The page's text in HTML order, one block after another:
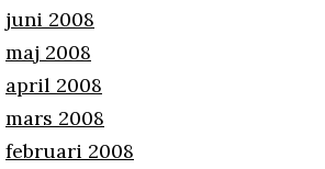
juni 2008
maj 2008
april 2008
mars 2008
februari 2008